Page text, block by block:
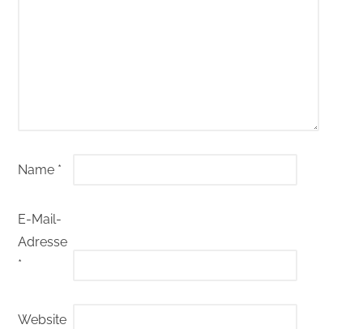
Name *
E-Mail-
Adresse
*
Website